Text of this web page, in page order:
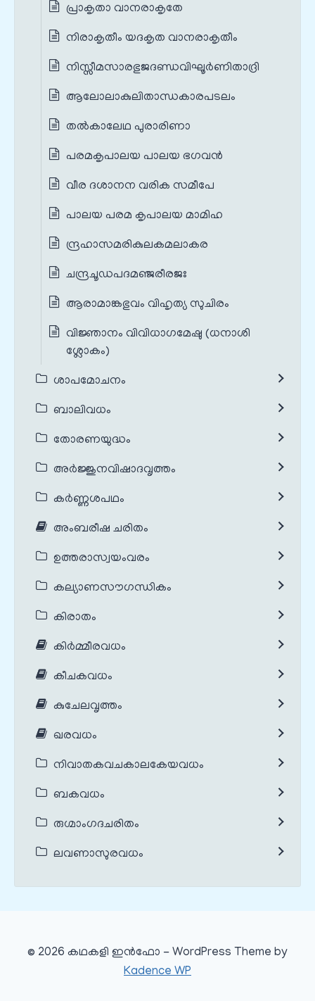
പ്രാകൃതാ വാനരാകൃതേ
നിരാകൃതീം യദകൃത വാനരാകൃതീം
നിസ്സീമസാരഭുജദണ്ഡവിഘൂർണിതാദ്രി
ആലോലാകുലിതാന്ധകാരപടലം
തൽകാലേഥ പുരാരിണാ
പരമകൃപാലയ പാലയ ഭഗവൻ
വീര ദശാനന വരിക സമീപേ
പാലയ പരമ കൃപാലയ മാമിഹ
ന്ദ്രഹാസമരികുലകമലാകര
ചന്ദ്രചൂഡപദമഞ്ജരീരജഃ
ആരാമാങ്കഭുവം വിഹൃത്യ സുചിരം
വിജ്ഞാനം വിവിധാഗമേഷു (ധനാശി
ശ്ലോകം)
ശാപമോചനം
ബാലിവധം
തോരണയുദ്ധം
അർജ്ജുനവിഷാദവൃത്തം
കർണ്ണശപഥം
അംബരീഷ ചരിതം
ഉത്തരാസ്വയംവരം
കല്യാണസൗഗന്ധികം
കിരാതം
കിർമ്മീരവധം
കീചകവധം
കുചേലവൃത്തം
ഖരവധം
നിവാതകവചകാലകേയവധം
ബകവധം
രുഗ്മാംഗദചരിതം
ലവണാസുരവധം
© 2026 കഥകളി ഇൻഫോ - WordPress Theme by
Kadence WP